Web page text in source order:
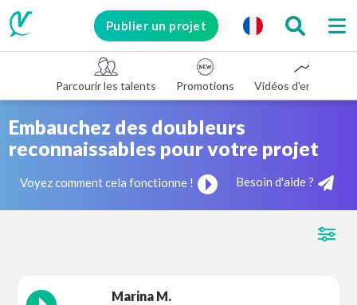
Publier un projet
Parcourir les talents Promotions Vidéos d'entreprise
Embauchez des doubleurs
reconnaissables pour votre projet
Voyez comment cela fonctionne ! Besoin d'aide ?
Marina M.